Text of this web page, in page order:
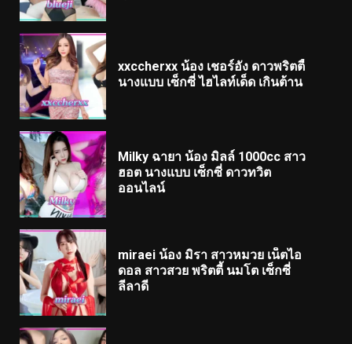
xxccherxx น้อง เชอร์อัง ดาวพริตตี้
นางแบบ เซ็กซี่ ไฮไลท์เด็ด เกินต้าน
Milky ฉายา น้อง มิลล์ 1000cc สาว
ฮอต นางแบบ เซ็กซี่ ดาวทวิต
ออนไลน์
miraei น้อง มิรา สาวหมวย เน็ตไอ
ดอล สาวสวย พริตตี้ นมโต เซ็กซี่
ลีลาดี